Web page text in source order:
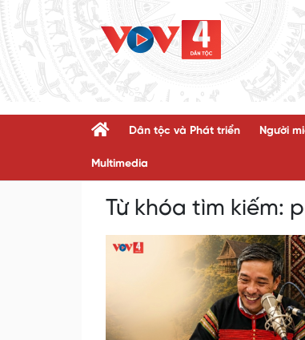
Dân tộc và Phát triển Người
Multimedia
Từ khóa tìm kiếm: